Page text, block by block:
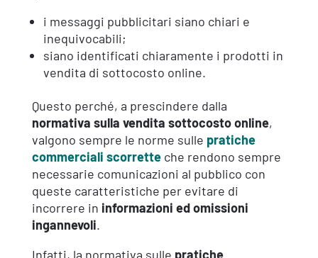
i messaggi pubblicitari siano chiari e
inequivocabili;
siano identificati chiaramente i prodotti in
vendita di sottocosto online.
Questo perché, a prescindere dalla
normativa sulla vendita sottocosto online,
valgono sempre le norme sulle pratiche
commerciali scorretteche rendono sempre
necessarie comunicazioni al pubblico con
queste caratteristiche per evitare di
incorrere in informazioni ed omissioni
ingannevoli.
Infatti, la normativa sulle pratiche